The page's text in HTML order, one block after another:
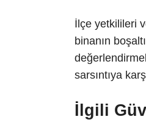
İlçe yetkilileri
binanın
sarsıntıya
İlgili